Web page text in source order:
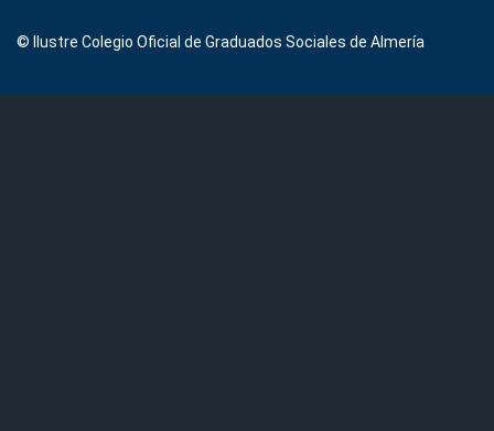
© Ilustre Colegio Oficial de Graduados Sociales de Almería